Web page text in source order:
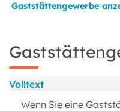
Gaststättengewerbe
Volltext
Wenn Sie eine